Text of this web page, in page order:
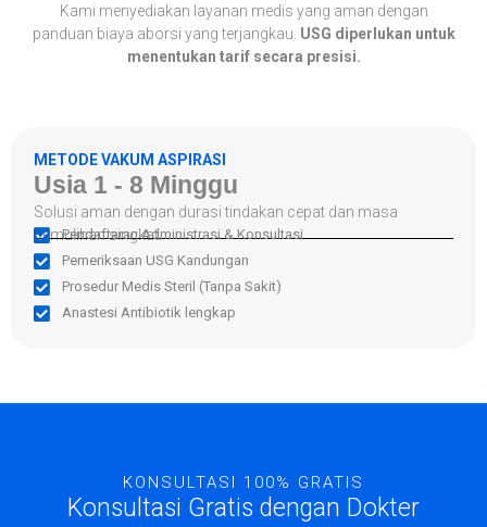
Kami menyediakan layanan medis yang aman dengan
panduan biaya aborsi yang terjangkau. USG diperlukan untuk
menentukan tarif secara presisi.
METODE VAKUM ASPIRASI
Usia 1 - 8 Minggu
Solusi aman dengan durasi tindakan cepat dan masa
pemulihan singkat.
Pendaftaran Administrasi & Konsultasi
Pemeriksaan USG Kandungan
Prosedur Medis Steril (Tanpa Sakit)
Anastesi Antibiotik lengkap
KONSULTASI 100% GRATIS
Konsultasi Gratis dengan Dokter